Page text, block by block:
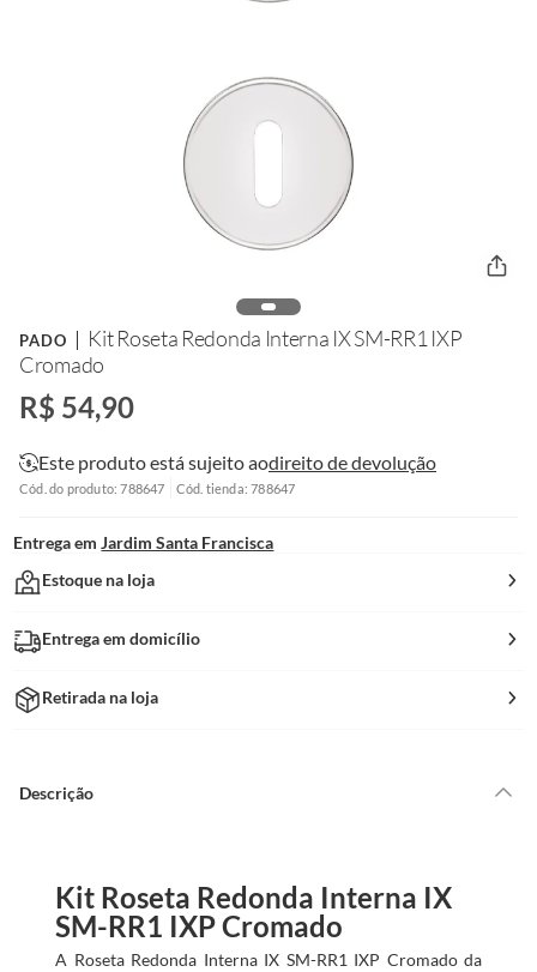
PADO
Kit Roseta Redonda Interna IX SM-RR1 IXP
Cromado
R$ 54,90
Este produto está sujeito aodireito de devolução
Cód. do produto: 788647 Cód. tienda: 788647
Entrega em Jardim Santa Francisca
Estoque na loja
Entrega em domicílio
Retirada na loja
Descrição
Kit Roseta Redonda Interna IX
SM-RR1 IXP Cromado
A Roseta Redonda Interna IX SM-RR1 IXP Cromado da